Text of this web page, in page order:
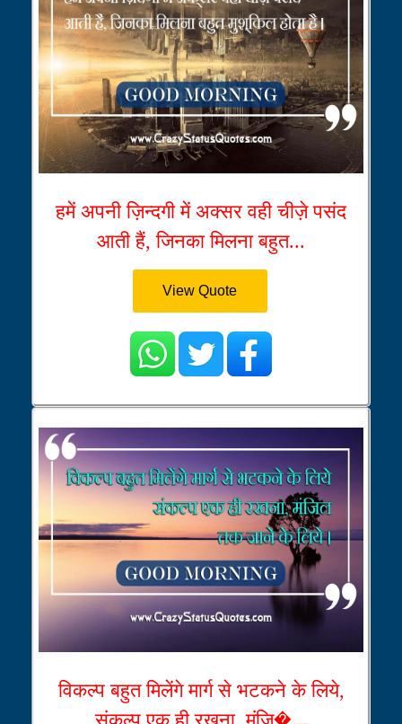
हमें अपनी ज़िन्दगी में अक्सर वही चीज़े पसंद
आती हैं, जिनका मिलना बहुत...
View Quote
विकल्प बहुत मिलेंगे मार्ग से भटकने के लिये,